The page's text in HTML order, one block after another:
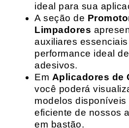
ideal para sua
A seção de
Limpadores
auxiliares
performance ideal
adesivos.
Em Aplicadores de
você poderá
modelos
eficiente de nossos
em bastão.